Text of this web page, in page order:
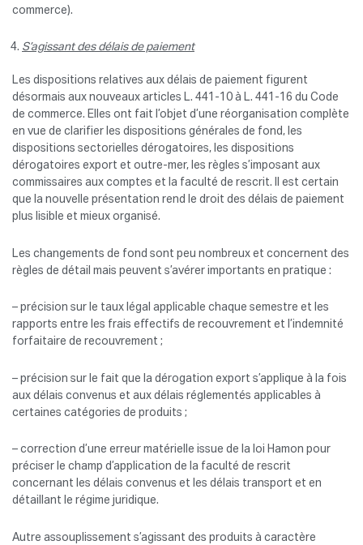
commerce).
S’agissant des délais de paiement
Les dispositions relatives aux délais de paiement figurent
désormais aux nouveaux articles L. 441-10 à L. 441-16 du Code
de commerce. Elles ont fait l’objet d’une réorganisation complète
en vue de clarifier les dispositions générales de fond, les
dispositions sectorielles dérogatoires, les dispositions
dérogatoires export et outre-mer, les règles s’imposant aux
commissaires aux comptes et la faculté de rescrit. Il est certain
que la nouvelle présentation rend le droit des délais de paiement
plus lisible et mieux organisé.
Les changements de fond sont peu nombreux et concernent des
règles de détail mais peuvent s’avérer importants en pratique :
– précision sur le taux légal applicable chaque semestre et les
rapports entre les frais effectifs de recouvrement et l’indemnité
forfaitaire de recouvrement ;
– précision sur le fait que la dérogation export s’applique à la fois
aux délais convenus et aux délais réglementés applicables à
certaines catégories de produits ;
– correction d’une erreur matérielle issue de la loi Hamon pour
préciser le champ d’application de la faculté de rescrit
concernant les délais convenus et les délais transport et en
détaillant le régime juridique.
Autre assouplissement s’agissant des produits à caractère